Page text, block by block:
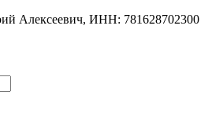
Алексеевич, ИНН: 781628702300